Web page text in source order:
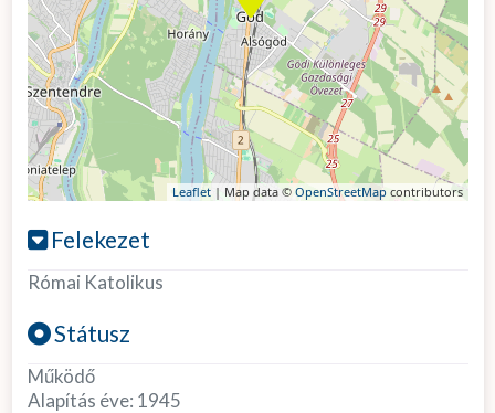
Leaflet| Map data © OpenStreetMapcontributors
Felekezet
Római Katolikus
Státusz
Működő
Alapítás éve: 1945